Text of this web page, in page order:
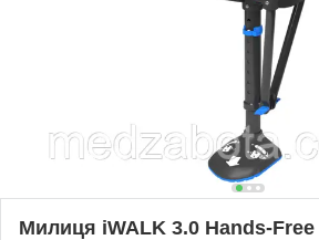
Милиця iWALK 3.0 Hands-Free